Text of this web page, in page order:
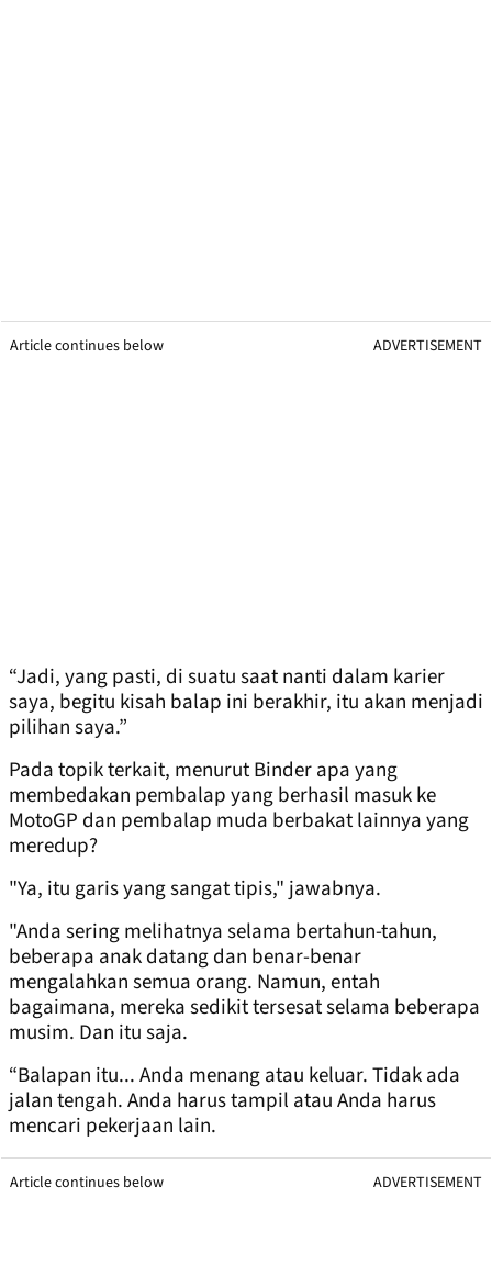
Article continues below ADVERTISEMENT
“Jadi, yang pasti, di suatu saat nanti dalam karier
saya, begitu kisah balap ini berakhir, itu akan menjadi
pilihan saya.”
Pada topik terkait, menurut Binder apa yang
membedakan pembalap yang berhasil masuk ke
MotoGP dan pembalap muda berbakat lainnya yang
meredup?
"Ya, itu garis yang sangat tipis," jawabnya.
"Anda sering melihatnya selama bertahun-tahun,
beberapa anak datang dan benar-benar
mengalahkan semua orang. Namun, entah
bagaimana, mereka sedikit tersesat selama beberapa
musim. Dan itu saja.
“Balapan itu... Anda menang atau keluar. Tidak ada
jalan tengah. Anda harus tampil atau Anda harus
mencari pekerjaan lain.
Article continues below ADVERTISEMENT